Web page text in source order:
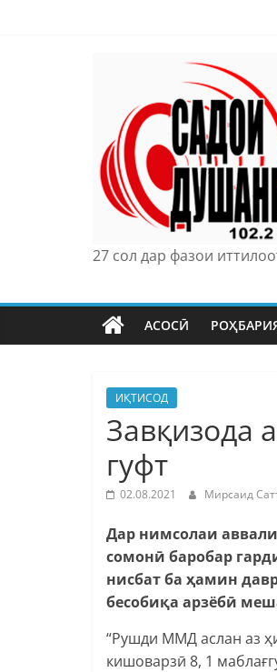
27 сол дар фазои
АСОСӢ
ИҚТИСОД
Завқизода
гуфт
02.08.2021 Мирсаид
Дар нимсолаи
сомонӣ баробар
нисбат ба ҳамин
бесобиқа арзёбӣ
“Рушди ММД аслан аз
кишоварзӣ 8, 1